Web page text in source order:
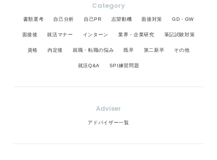
Category
書類選考 自己分析 自己PR 志望動機 面接対策 GD・GW
面接後 就活マナー インターン 業界・企業研究 筆記試験対策
資格 内定後 就職・転職の悩み 既卒 第二新卒 その他
就活Q&A SPI練習問題
Adviser
アドバイザー一覧